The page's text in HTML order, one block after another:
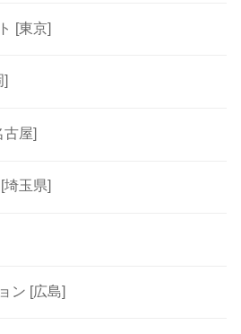
[東京]
]
古屋]
埼玉県]
ン [広島]